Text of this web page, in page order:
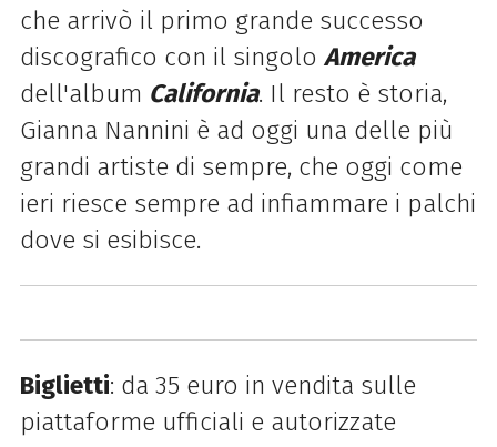
che arrivò il primo grande successo
discografico con il singolo America
dell'album California. Il resto è storia,
Gianna Nannini è ad oggi una delle più
grandi artiste di sempre, che oggi come
ieri riesce sempre ad infiammare i palchi
dove si esibisce.
Biglietti: da 35 euro in vendita sulle
piattaforme ufficiali e autorizzate